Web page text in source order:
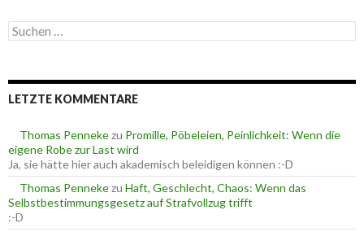
g
o
n
S
u
e
n
c
h
:
LETZTE KOMMENTARE
Thomas Pennekezu Promille, Pöbeleien, Peinlichkeit: Wenn die
eigene Robe zur Last wird
Ja, sie hätte hier auch akademisch beleidigen können :-D
Thomas Pennekezu Haft, Geschlecht, Chaos: Wenn das
Selbstbestimmungsgesetz auf Strafvollzug trifft
:-D